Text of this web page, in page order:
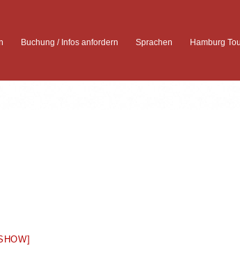
Buchung / Infos anfordern Sprachen Hamburg